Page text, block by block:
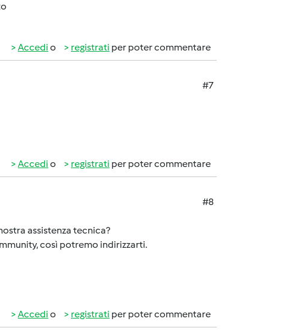
Accedi o registrati per poter commentare
#7
Accedi o registrati per poter commentare
#8
assistenza tecnica?
così potremo indirizzarti.
Accedi o registrati per poter commentare